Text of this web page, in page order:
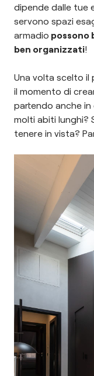
dipende dalle tue
servono spazi
armadio possono
ben organizzati!
Una volta scelto il
il momento di
partendo anche
molti abiti lunghi?
tenere in vista?